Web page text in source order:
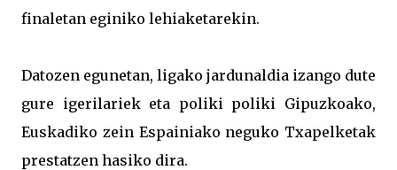
finaletan eginiko lehiaketarekin.
Datozen egunetan, ligako jardunaldia izango dute
gure igerilariek eta poliki poliki Gipuzkoako,
Euskadiko zein Espainiako neguko Txapelketak
prestatzen hasiko dira.